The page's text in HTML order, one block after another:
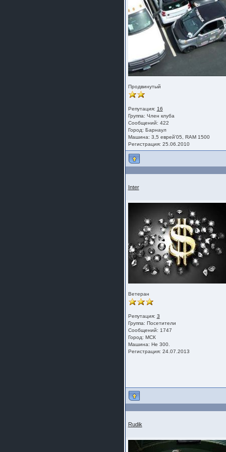
Продвинутый
Репутация: 16
Группа: Член клуба
Сообщений: 422
Город: Барнаул
Машина: 3,5 еврей'05, RAM 1500
Регистрация: 25.06.2010
Inter
Ветеран
Репутация: 3
Группа: Посетители
Сообщений: 1747
Город: МСК
Машина: Не 300.
Регистрация: 24.07.2013
Rudik